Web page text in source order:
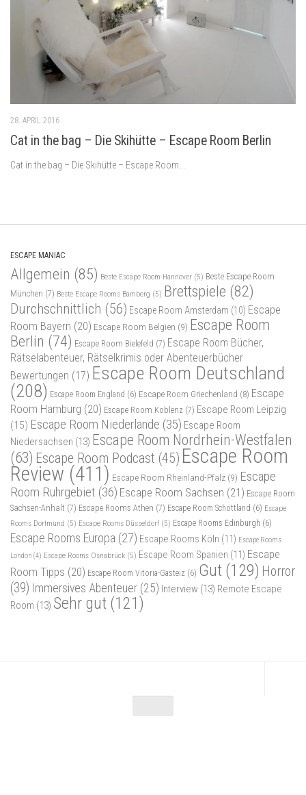
28. APRIL 2016
Cat in the bag – Die Skihütte – Escape Room Berlin​
Cat in the bag – Die Skihütte – Escape Room...
ESCAPE MANIAC
Allgemein (85) Beste Escape Room Hannover (5) Beste Escape Room
München (7) Beste Escape Rooms Bamberg (5) Brettspiele (82)
Durchschnittlich (56) Escape Room Amsterdam (10) Escape
Room Bayern (20) Escape Room Belgien (9) Escape Room
Berlin (74) Escape Room Bielefeld (7) Escape Room Bücher,
Rätselabenteuer, Rätselkrimis oder Abenteuerbücher
Bewertungen (17) Escape Room Deutschland
(208) Escape Room England (6) Escape Room Griechenland (8) Escape
Room Hamburg (20) Escape Room Koblenz (7) Escape Room Leipzig
(15) Escape Room Niederlande (35) Escape Room
Niedersachsen (13) Escape Room Nordrhein-Westfalen
(63) Escape Room Podcast (45) Escape Room
Review (411) Escape Room Rheinland-Pfalz (9) Escape
Room Ruhrgebiet (36) Escape Room Sachsen (21) Escape Room
Sachsen-Anhalt (7) Escape Rooms Athen (7) Escape Room Schottland (6) Escape
Rooms Dortmund (5) Escape Rooms Düsseldorf (5) Escape Rooms Edinburgh (6)
Escape Rooms Europa (27) Escape Rooms Köln (11) Escape Rooms
London (4) Escape Rooms Osnabrück (5) Escape Room Spanien (11) Escape
Room Tipps (20) Escape Room Vitoria-Gasteiz (6) Gut (129) Horror
(39) Immersives Abenteuer (25) Interview (13) Remote Escape
Room (13) Sehr gut (121)